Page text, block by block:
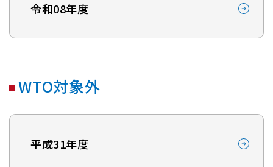
令和08年度
WTO対象外
平成31年度